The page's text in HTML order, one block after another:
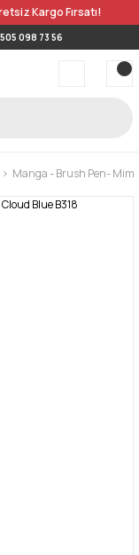
Kargo Fırsatı!
098 73 56
Manga - Brush Pen-